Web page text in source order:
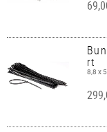
rt
8,8 x